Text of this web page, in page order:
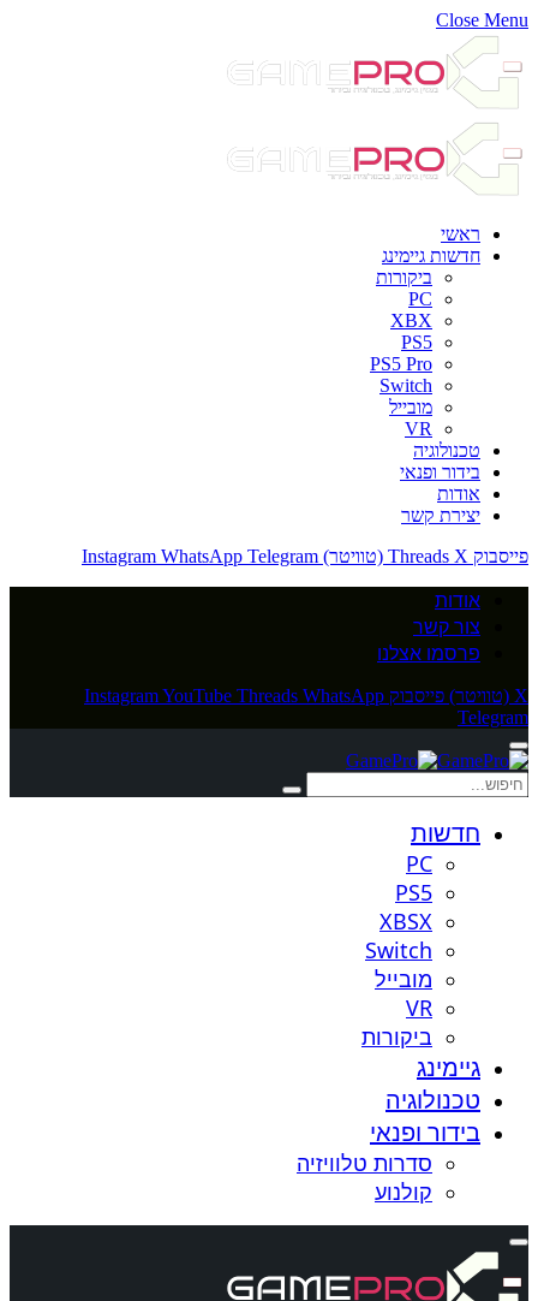
Close Menu
ראשי
חדשות גיימינג
ביקורות
PC
XBX
PS5
PS5 Pro
Switch
מובייל
VR
טכנולוגיה
בידור ופנאי
אודות
יצירת קשר
פייסבוק
Threads X (טוויטר) Instagram WhatsApp Telegram
אודות
צור קשר
פרסמו אצלנו
X (טוויטר) פייסבוק InstagramYouTube Threads WhatsApp
Telegram
חדשות
PC
PS5
XBSX
Switch
מובייל
VR
ביקורות
גיימינג
טכנולוגיה
בידור ופנאי
סדרות טלוויזיה
קולנוע